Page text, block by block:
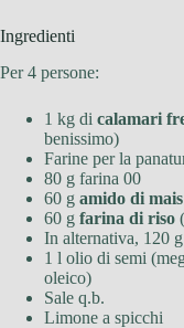
Ingredienti
Per 4 persone:
1 kg di calamari
benissimo)
Farine per la
80 g farina 00
60 g amido di
60 g farina di riso
In alternativa, 120 g
1 l olio di semi
oleico)
Sale q.b.
Limone a spicchi